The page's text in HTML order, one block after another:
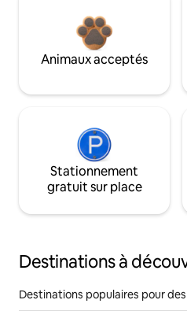
Animaux acceptés
Stationnement
gratuit sur place
Destinations à
Destinations populaires pour